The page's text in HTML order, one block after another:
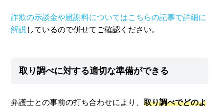
詐欺の示談金や慰謝料についてはこちらの記事で詳細に
解説 しているので併せてご確認ください。
取り調べに対する適切な準備ができる
弁護士との事前の打ち合わせにより、取り調べでどのよ